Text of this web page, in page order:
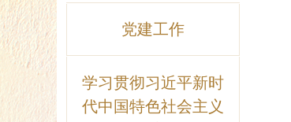
党建工作
学习贯彻习近平新时
代中国特色社会主义